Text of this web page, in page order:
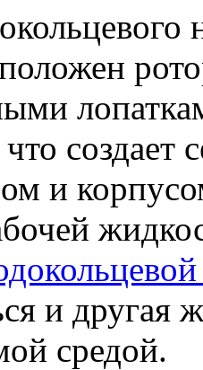
создает
и
и другая
средой.